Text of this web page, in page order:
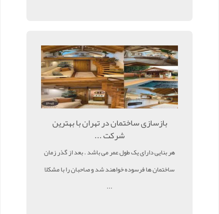
بازسازی ساختمان در تهران با بهترین
شرکت ...
هر بنایی دارای یک طول عمر می باشد . بعد از گذر زمان
ساختمان ها فرسوده خواهند شد و صاحبان را با مشکلا
...